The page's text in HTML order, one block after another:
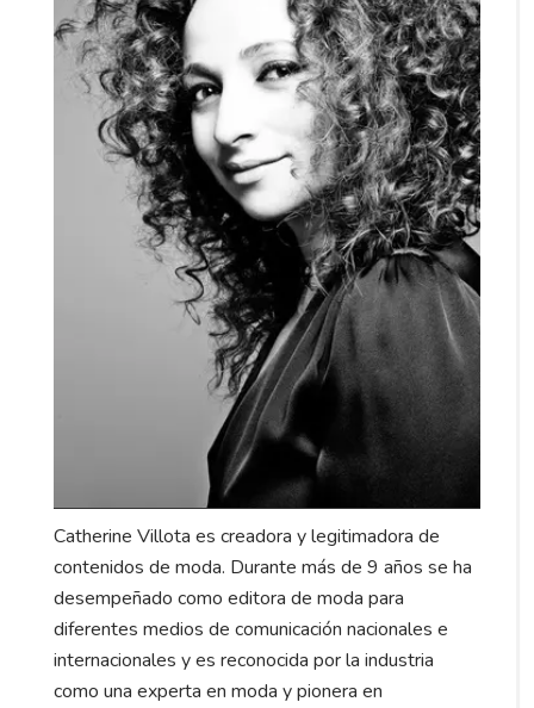
Catherine Villota es creadora y legitimadora de
contenidos de moda. Durante más de 9 años se ha
desempeñado como editora de moda para
diferentes medios de comunicación nacionales e
internacionales y es reconocida por la industria
como una experta en moda y pionera en